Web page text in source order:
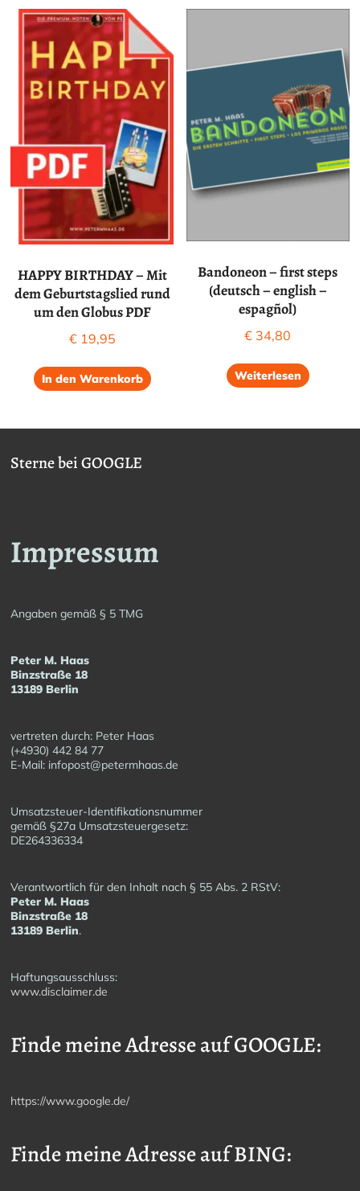
HAPPY BIRTHDAY – Mit
dem Geburtstagslied rund
um den Globus PDF
€19,95
In den Warenkorb
Bandoneon – first steps
(deutsch – english –
espagñol)
€ 34,80
Weiterlesen
Sterne bei GOOGLE
Impressum
Angaben gemäß § 5 TMG
Peter M. Haas
Binzstraße 18
13189 Berlin
vertreten durch: Peter Haas
(+4930) 442 84 77
E-Mail: infopost@petermhaas.de
Umsatzsteuer-Identifikationsnummer
gemäß §27a Umsatzsteuergesetz:
DE264336334
Verantwortlich für den Inhalt nach § 55 Abs. 2 RStV:
Peter M. Haas
Binzstraße 18
13189 Berlin.
Haftungsausschluss:
www.disclaimer.de
Finde meine Adresse auf GOOGLE:
https://www.google.de/
Finde meine Adresse auf BING: